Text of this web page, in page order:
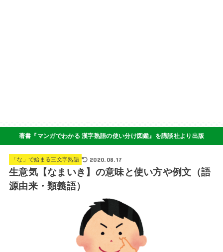
著書『マンガでわかる 漢字熟語の使い分け図鑑』を講談社より出版
「な」で始まる三文字熟語 2020.08.17
生意気【なまいき】の意味と使い方や例文（語
源由来・類義語）